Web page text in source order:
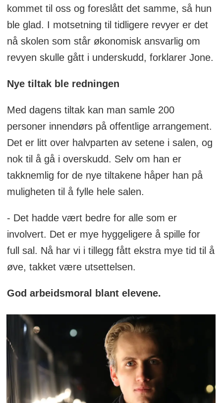
kommet til oss og foreslått det samme, så hun
ble glad. I motsetning til tidligere revyer er det
nå skolen som står økonomisk ansvarlig om
revyen skulle gått i underskudd, forklarer Jone.
Nye tiltak ble redningen
Med dagens tiltak kan man samle 200
personer innendørs på offentlige arrangement.
Det er litt over halvparten av setene i salen, og
nok til å gå i overskudd. Selv om han er
takknemlig for de nye tiltakene håper han på
muligheten til å fylle hele salen.
- Det hadde vært bedre for alle som er
involvert. Det er mye hyggeligere å spille for
full sal. Nå har vi i tillegg fått ekstra mye tid til å
øve, takket være utsettelsen.
God arbeidsmoral blant elevene.